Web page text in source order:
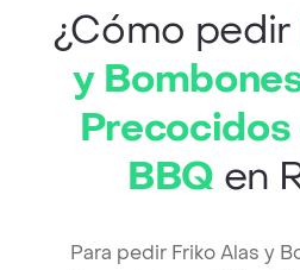
¿Cómo pedir
y
Precocidos
BBQ en
Para pedir Friko Alas y